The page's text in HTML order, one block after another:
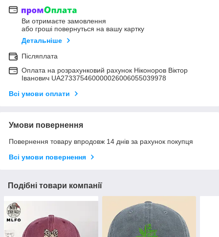
Ви отримаєте замовлення
або гроші повернуться на вашу картку
Детальніше
Післяплата
Оплата на розрахунковий рахунок Ніконоров Віктор
Іванович UA273375460000026006055039978
Всі умови оплати
Умови повернення
Повернення товару впродовж 14 днів за рахунок покупця
Всі умови повернення
Подібні товари компанії